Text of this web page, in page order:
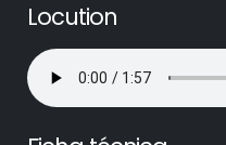
Locution